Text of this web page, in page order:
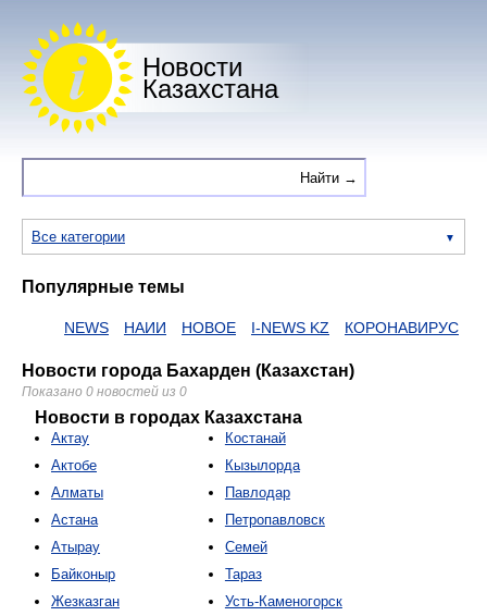
Новости
Казахстана
Все категории
Популярные темы
NEWS НАИИ НОВОЕ I-NEWS KZ КОРОНАВИРУС
Новости города Бахарден (Казахстан)
Показано 0 новостей из 0
Новости в городах Казахстана
Актау
Актобе
Алматы
Астана
Атырау
Байконыр
Жезказган
Костанай
Кызылорда
Павлодар
Петропавловск
Семей
Тараз
Усть-Каменогорск